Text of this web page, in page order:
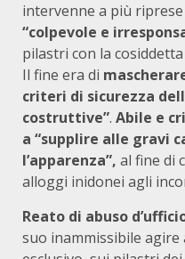
intervenne a più
“colpevole e
pilastri con la cosiddetta
Il fine era di
criteri di sicurezza
costruttive”. Abile e
a “supplire alle gravi
l’apparenza”, al fine di
alloggi inidonei agli
Reato di abuso
suo inammissibile